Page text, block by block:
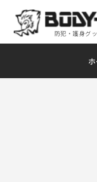
防犯・護身グ